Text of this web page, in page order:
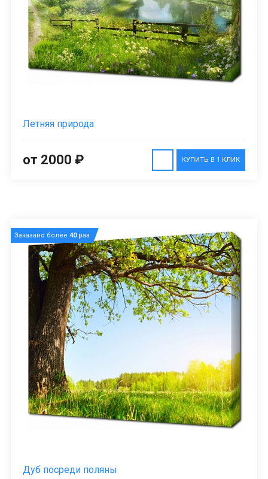
Летняя природа
КУПИТЬ В 1 КЛИК
от 2000 ₽
Заказано более 40раз
Дуб посреди поляны